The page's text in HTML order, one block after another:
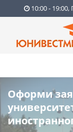
10:00 - 19:00,
Оформи